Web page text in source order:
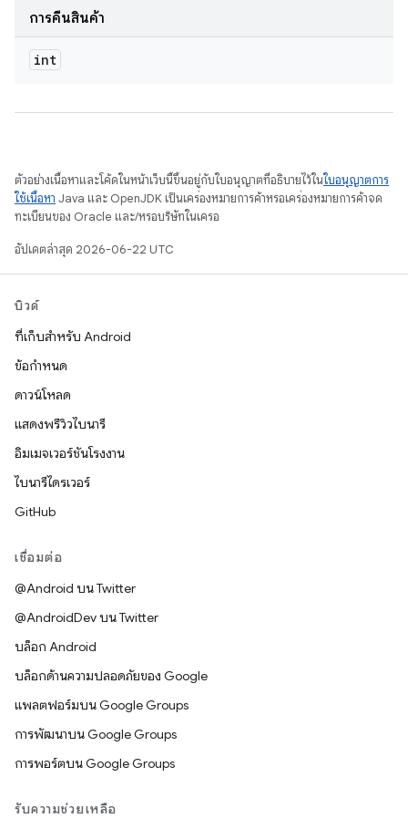
การคืนสินค้า
int
ตัวอย่างเนื้อหาและโค้ดในหน้าเว็บนี้ขึ้นอยู่กับใบอนุญาตที่อธิบายไว้ในใบอนุญาตการ
ใช้เนื้อหา Java และ OpenJDK เป็นเครื่องหมายการค้าหรือเครื่องหมายการค้าจด
ทะเบียนของ Oracle และ/หรือบริษัทในเครือ
อัปเดตล่าสุด 2026-06-22 UTC
บิวด์
ที่เก็บสำหรับ Android
ข้อกำหนด
ดาวน์โหลด
แสดงพรีวิวไบนารี
อิมเมจเวอร์ชันโรงงาน
ไบนารีไดรเวอร์
GitHub
เชื่อมต่อ
@Android บน Twitter
@AndroidDev บน Twitter
บล็อก Android
บล็อกด้านความปลอดภัยของ Google
แพลตฟอร์มบน Google Groups
การพัฒนาบน Google Groups
การพอร์ตบน Google Groups
รับความช่วยเหลือ